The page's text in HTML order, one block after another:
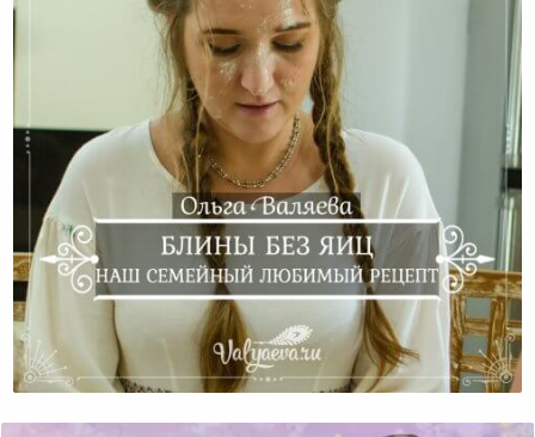
Блины Без Яиц. Наш Семейный Любимый Рецепт